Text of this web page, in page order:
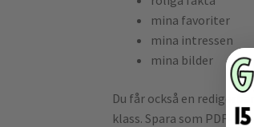
mina favoriter
mina intressen
mina bilder
Du får också en
klass. Spara som PDF-